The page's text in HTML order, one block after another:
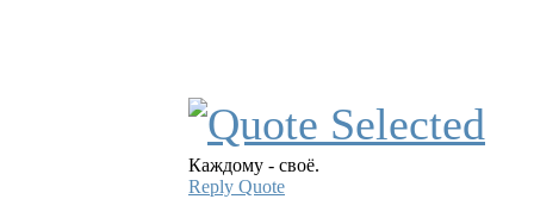
Каждому - своё.
Reply Quote